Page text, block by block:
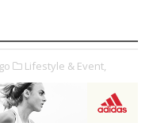
Lifestyle & Event,